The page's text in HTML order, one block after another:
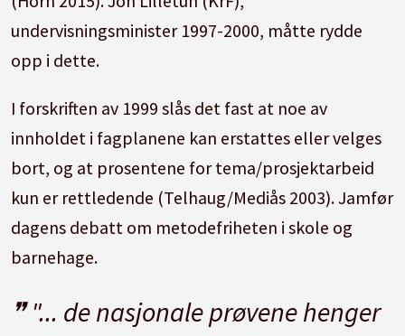
undervisningsminister 1997-2000, måtte rydde
opp i dette.
I forskriften av 1999 slås det fast at noe av
innholdet i fagplanene kan erstattes eller velges
bort, og at prosentene for tema/prosjektarbeid
kun er rettledende (Telhaug/Mediås 2003). Jamfør
dagens debatt om metodefriheten i skole og
barnehage.
"... de nasjonale prøvene henger